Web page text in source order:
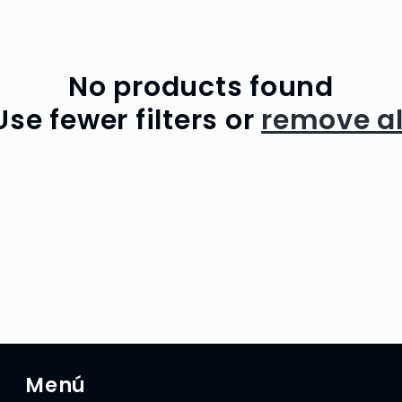
No products found
fewer filters or remove
Menú